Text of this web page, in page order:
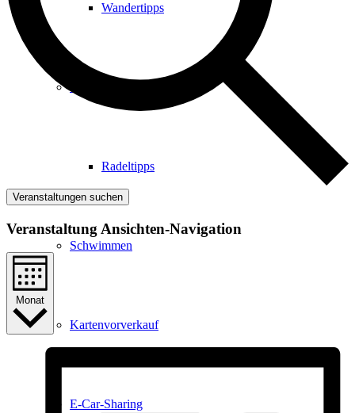
Wandertipps
Radeltipps
Schwimmen
Kartenvorverkauf
E-Car-Sharing
Veranstaltungen suchen
Veranstaltung Ansichten-Navigation
Monat